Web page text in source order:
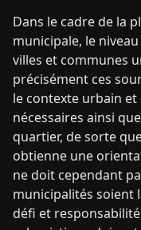
Dans le cadre de la
municipale, le
villes et communes
précisément ces
le contexte urbain
nécessaires ainsi
quartier, de sorte
obtienne une
ne doit cependant
municipalités soient
défi et